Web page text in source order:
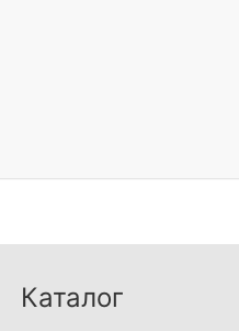
Каталог